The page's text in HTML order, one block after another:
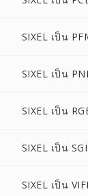
SIXEL เป็น
SIXEL เป็น
SIXEL เป็น
SIXEL เป็น SGI
SIXEL เป็น